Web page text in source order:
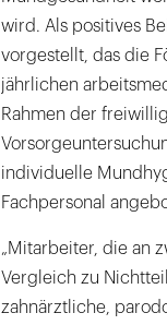
wird. Als positives
vorgestellt, das die
jährlichen
Rahmen der
individuelle
Fachpersonal
„Mitarbeiter, die an
Vergleich zu
zahnärztliche,